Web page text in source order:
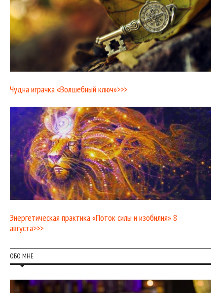
Чудна играчка «Волшебный ключ»>>>
Энергетическая практика «Поток силы и изобилия» 8
августа>>>
ОБО МНЕ